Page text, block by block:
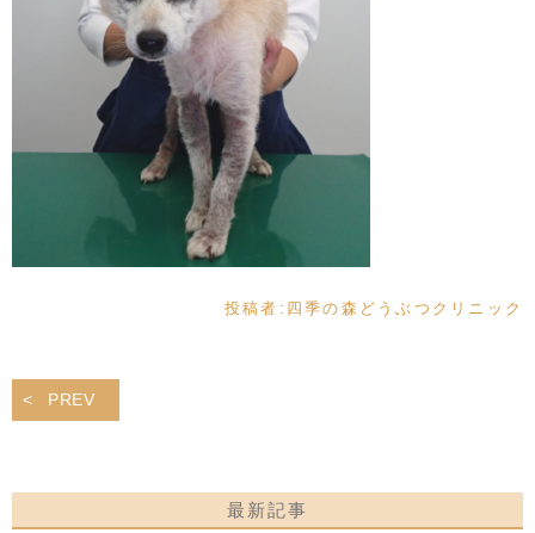
投稿者: 四季の森どうぶつクリニック
PREV
最新記事